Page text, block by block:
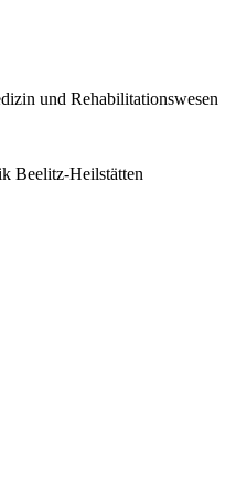
und Rehabilitationswesen
Beelitz-Heilstätten